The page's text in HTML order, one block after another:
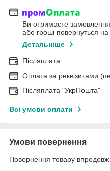
Ви отримаєте замовлення
або гроші повернуться
Детальніше
Післяплата
Оплата за реквізитами
Післяплата "УкрПошта"
Всі умови оплати
Умови повернення
Повернення товару впродовж